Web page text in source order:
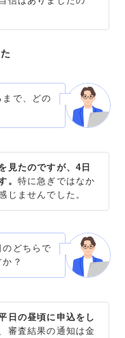
で、どの
見たのですが、4日
。 特に急ぎではなか
じませんでした。
どちらで
？
日の昼頃に申込をし
審査結果の通知は金